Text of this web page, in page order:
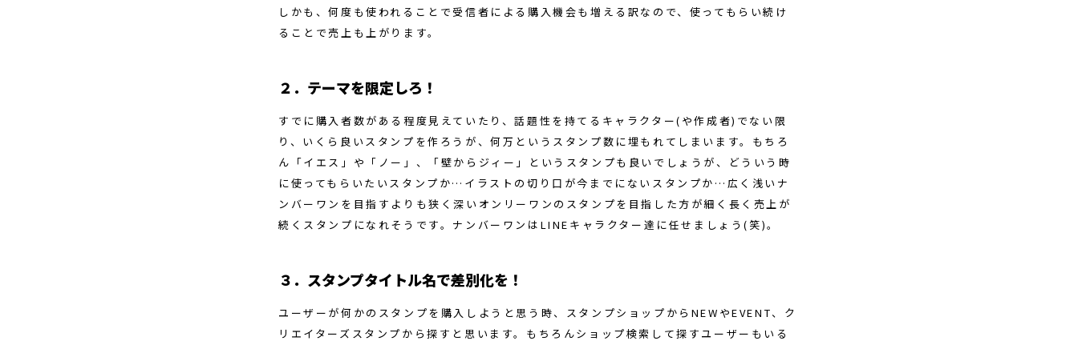
しかも、何度も使われることで受信者による購入機会も増える訳なので、使ってもらい続け
ることで売上も上がります。
２．テーマを限定しろ！
すでに購入者数がある程度見えていたり、話題性を持てるキャラクター(や作成者)でない限
り、いくら良いスタンプを作ろうが、何万というスタンプ数に埋もれてしまいます。もちろ
ん「イエス」や「ノー」、「壁からジィー」というスタンプも良いでしょうが、どういう時
に使ってもらいたいスタンプか…イラストの切り口が今までにないスタンプか…広く浅いナ
ンバーワンを目指すよりも狭く深いオンリーワンのスタンプを目指した方が細く長く売上が
続くスタンプになれそうです。ナンバーワンはLINEキャラクター達に任せましょう(笑)。
３．スタンプタイトル名で差別化を！
ユーザーが何かのスタンプを購入しようと思う時、スタンプショップからNEWやEVENT、ク
リエイターズスタンプから探すと思います。もちろんショップ検索して探すユーザーもいる